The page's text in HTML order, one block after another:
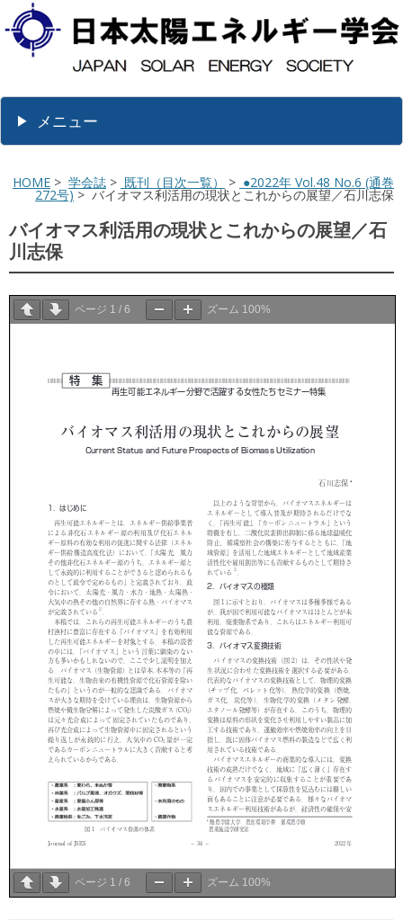
メニュー
HOME > 学会誌 > 既刊（目次一覧） > ●2022年 Vol.48 No.6 (通巻
272号) > バイオマス利活用の現状とこれからの展望／石川志保
バイオマス利活用の現状とこれからの展望／石
川志保
ページ 1 / 6 ズーム 100%
ページ 1 / 6 ズーム 100%